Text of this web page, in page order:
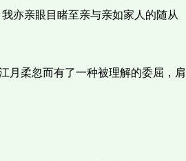
亦亲眼目睹至亲与亲如家人的随从
柔忽而有了一种被理解的委屈，肩